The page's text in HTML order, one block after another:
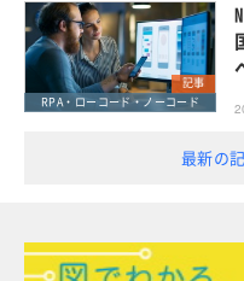
記事
RPA・ローコード・ノーコード
最新の